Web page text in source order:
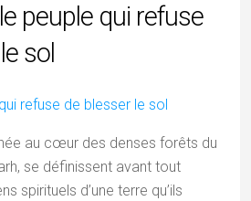
peuple qui refuse
sol
au cœur des denses forêts du
se définissent avant tout
spirituels d’une terre qu’ils